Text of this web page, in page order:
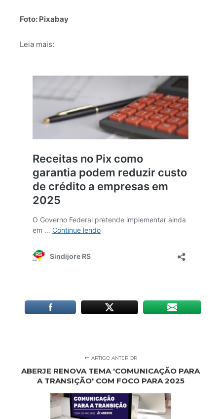
Foto: Pixabay
Leia mais:
ARTIGO ANTERIOR
ABERJE RENOVA TEMA 'COMUNICAÇÃO PARA
A TRANSIÇÃO' COM FOCO PARA 2025